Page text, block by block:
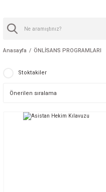
Anasayfa ÖNLİSANS PROGRAMLARI
Stoktakiler